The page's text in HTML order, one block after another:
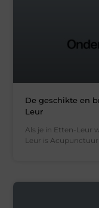
De geschikte en
Leur
Als je in Etten-Leur
Leur is